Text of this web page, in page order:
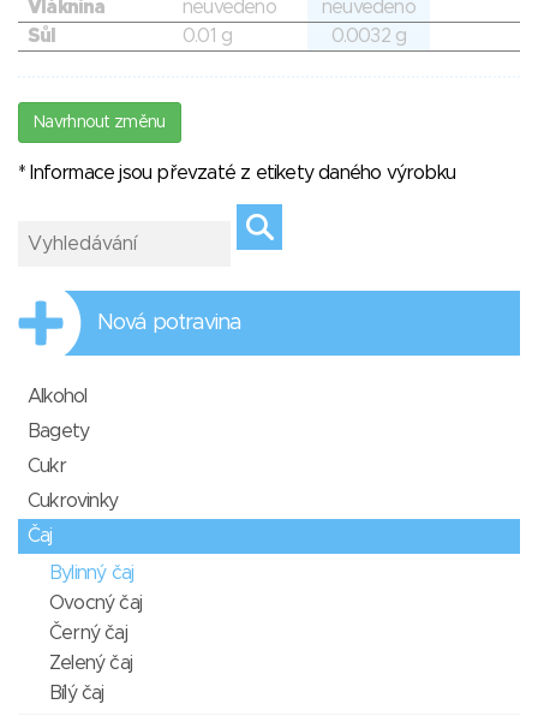
Vláknina
neuvedeno
neuvedeno
Sůl
0.01 g 0.0032 g
Navrhnout změnu
* Informace jsou převzaté z etikety daného výrobku
Nová potravina
Alkohol
Bagety
Cukr
Cukrovinky
Čaj
Bylinný čaj
Ovocný čaj
Černý čaj
Zelený čaj
Bílý čaj